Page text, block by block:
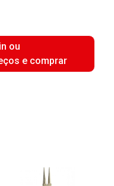
ou
e comprar